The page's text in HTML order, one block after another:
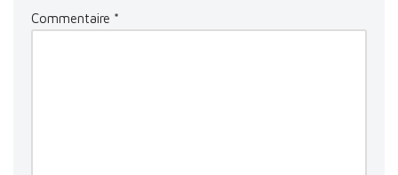
Commentaire *